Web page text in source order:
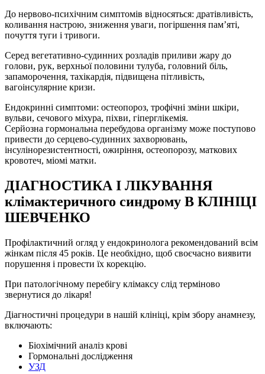
До нервово-психічним симптомів відносяться: дратівливість,
коливання настрою, зниження уваги, погіршення пам’яті,
почуття туги і тривоги.
Серед вегетативно-судинних розладів приливи жару до
голови, рук, верхньої половини тулуба, головний біль,
запаморочення, тахікардія, підвищена пітливість,
вагоінсулярние кризи.
Ендокринні симптоми: остеопороз, трофічні зміни шкіри,
вульви, сечового міхура, піхви, гіперглікемія.
Серйозна гормональна перебудова організму може поступово
привести до серцево-судинних захворювань,
інсулінорезистентності, ожиріння, остеопорозу, маткових
кровотеч, міомі матки.
ДІАГНОСТИКА І ЛІКУВАННЯ
клімактеричного синдрому В КЛІНІЦІ
ШЕВЧЕНКО
Профілактичний огляд у ендокринолога рекомендований всім
жінкам після 45 років. Це необхідно, щоб своєчасно виявити
порушення і провести їх корекцію.
При патологічному перебігу клімаксу слід терміново
звернутися до лікаря!
Діагностичні процедури в нашій клініці, крім збору анамнезу,
включають:
Біохімічний аналіз крові
Гормональні дослідження
УЗД